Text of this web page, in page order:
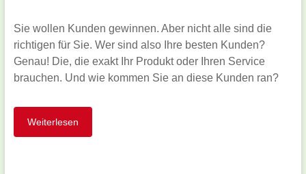
Sie wollen Kunden gewinnen. Aber nicht alle sind die
richtigen für Sie. Wer sind also Ihre besten Kunden?
Genau! Die, die exakt Ihr Produkt oder Ihren Service
brauchen. Und wie kommen Sie an diese Kunden ran?
Weiterlesen